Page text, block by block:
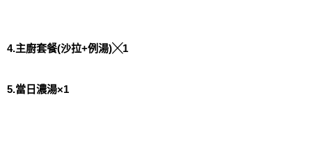
4.主廚套餐(沙拉+例湯)╳1
5.當日濃湯×1